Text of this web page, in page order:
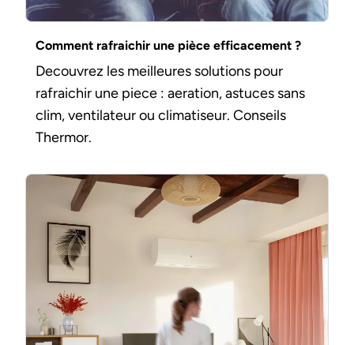
Comment rafraichir une pièce efficacement ?
Decouvrez les meilleures solutions pour
rafraichir une piece : aeration, astuces sans
clim, ventilateur ou climatiseur. Conseils
Thermor.